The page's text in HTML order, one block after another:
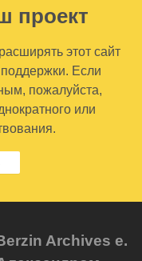
проект
этот сайт
Если
пожалуйста,
или
Archives e.